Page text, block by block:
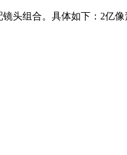
头组合。具体如下：2亿